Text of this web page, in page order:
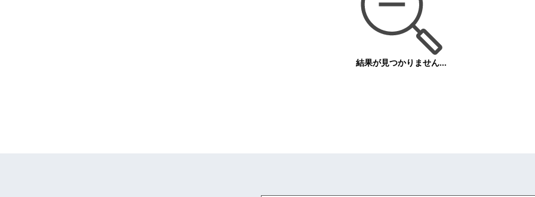
結果が見つかりません...